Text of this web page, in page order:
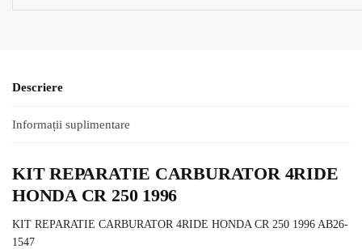
Descriere
Informații suplimentare
KIT REPARATIE CARBURATOR 4RIDE
HONDA CR 250 1996
KIT REPARATIE CARBURATOR 4RIDE HONDA CR 250 1996 AB26-
1547